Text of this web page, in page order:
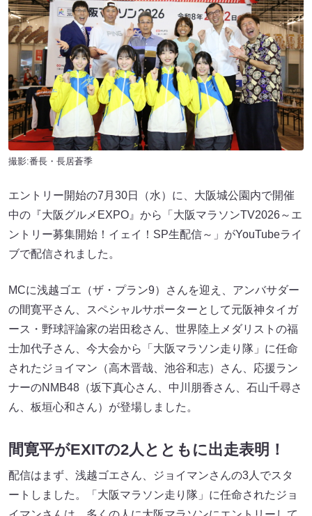
撮影:番長・長居蒼季
エントリー開始の7月30日（水）に、大阪城公園内で開催
中の『大阪グルメEXPO』から「大阪マラソンTV2026～エ
ントリー募集開始！イェイ！SP生配信～」がYouTubeライ
ブで配信されました。
MCに浅越ゴエ（ザ・プラン9）さんを迎え、アンバサダー
の間寛平さん、スペシャルサポーターとして元阪神タイガ
ース・野球評論家の岩田稔さん、世界陸上メダリストの福
士加代子さん、今大会から「大阪マラソン走り隊」に任命
されたジョイマン（高木晋哉、池谷和志）さん、応援ラン
ナーのNMB48（坂下真心さん、中川朋香さん、石山千尋さ
ん、板垣心和さん）が登場しました。
間寛平がEXITの2人とともに出走表明！
配信はまず、浅越ゴエさん、ジョイマンさんの3人でスタ
ートしました。「大阪マラソン走り隊」に任命されたジョ